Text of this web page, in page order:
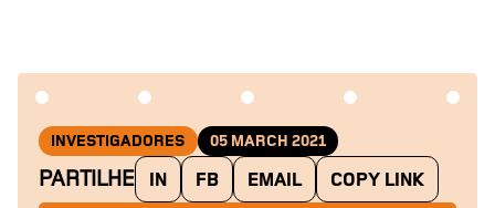
INVESTIGADORES 05 MARCH 2021
PARTILHE IN FB EMAIL COPY LINK